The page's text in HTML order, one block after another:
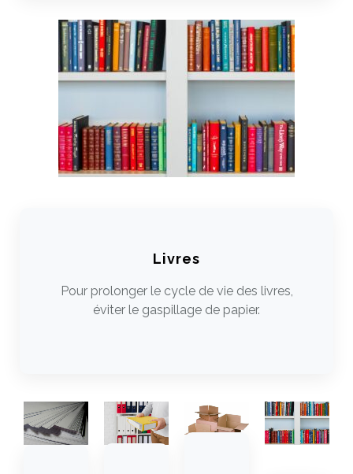
Livres
Pour prolonger le cycle de vie des livres,
éviter le gaspillage de papier.